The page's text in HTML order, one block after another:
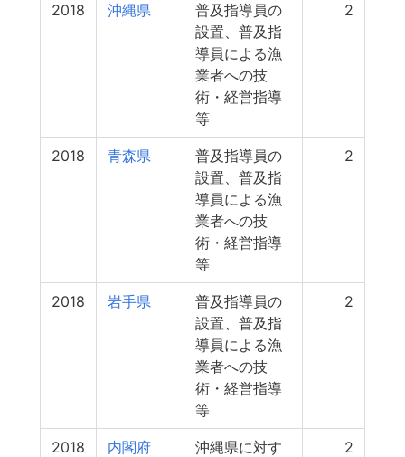
2018 沖縄県
普及指導員の
設置、普及指
導員による漁
業者への技
術・経営指導
等
2
2018 青森県
普及指導員の
設置、普及指
導員による漁
業者への技
術・経営指導
等
2
2018 岩手県
普及指導員の
設置、普及指
導員による漁
業者への技
術・経営指導
等
2
2018 内閣府
沖縄県に対す
2